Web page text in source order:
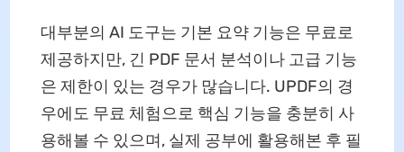
대부분의 AI 도구는 기본 요약 기능은 무료로
제공하지만, 긴 PDF 문서 분석이나 고급 기능
은 제한이 있는 경우가 많습니다. UPDF의 경
우에도 무료 체험으로 핵심 기능을 충분히 사
용해볼 수 있으며, 실제 공부에 활용해본 후 필